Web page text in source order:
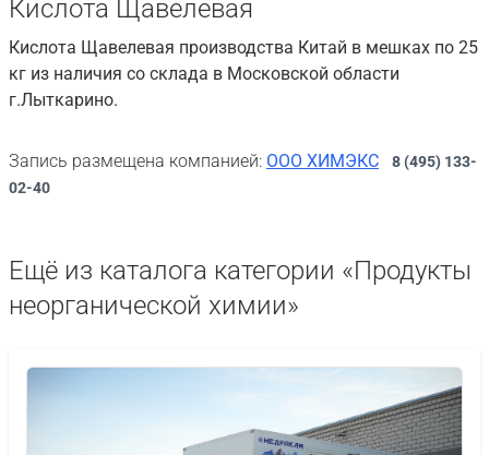
Кислота Щавелевая
Кислота Щавелевая производства Китай в мешках по 25
кг из наличия со склада в Московской области
г.Лыткарино.
Запись размещена компанией: ООО ХИМЭКС
8 (495) 133-
02-40
Ещё из каталога категории «Продукты
неорганической химии»